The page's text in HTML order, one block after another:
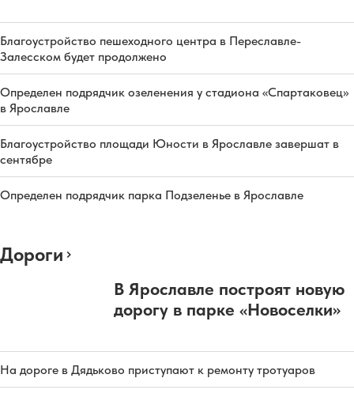
Благоустройство пешеходного центра в Переславле-
Залесском будет продолжено
Определен подрядчик озеленения у стадиона «Спартаковец»
в Ярославле
Благоустройство площади Юности в Ярославле завершат в
сентябре
Определен подрядчик парка Подзеленье в Ярославле
Дороги
В Ярославле построят новую
дорогу в парке «Новоселки»
На дороге в Дядьково приступают к ремонту тротуаров